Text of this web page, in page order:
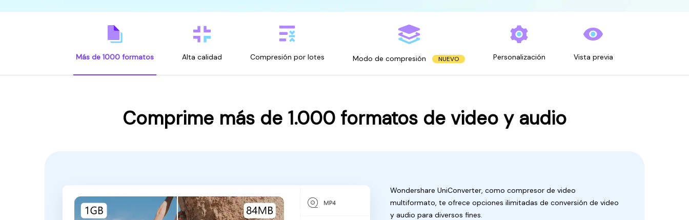
Más de 1000 formatos Alta calidad Compresión por lotes Modo de compresión NUEVO Personalización Vista previa
Comprime más de 1.000 formatos de video y audio
Wondershare UniConverter, como compresor de video
multiformato, te ofrece opciones ilimitadas de conversión de video
y audio para diversos fines.